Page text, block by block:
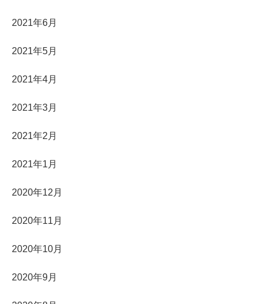
2021年6月
2021年5月
2021年4月
2021年3月
2021年2月
2021年1月
2020年12月
2020年11月
2020年10月
2020年9月